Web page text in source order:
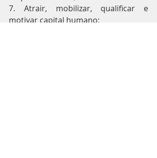
7. Atrair, mobilizar, qualificar e
motivar capital humano;